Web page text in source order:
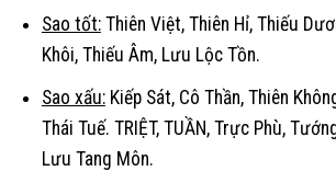
Sao tốt:Thiên Việt, Thiên Hỉ, Thiếu
Khôi, Thiếu Âm, Lưu Lộc Tồn.
Sao xấu:Kiếp Sát, Cô Thần, Thiên
Thái Tuế. TRIỆT, TUẦN, Trực Phù,
Lưu Tang Môn.